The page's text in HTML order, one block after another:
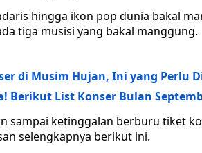
hingga ikon pop dunia bakal
tiga musisi yang bakal manggung.
di Musim Hujan, Ini yang Perlu
Berikut List Konser Bulan
sampai ketinggalan berburu tiket
selengkapnya berikut ini.